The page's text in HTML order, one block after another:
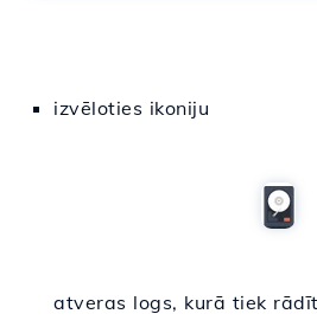
izvēloties ikoniju
atveras logs, kurā tiek